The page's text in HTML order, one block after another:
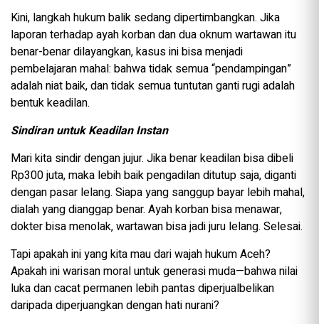
Kini, langkah hukum balik sedang dipertimbangkan. Jika
laporan terhadap ayah korban dan dua oknum wartawan itu
benar-benar dilayangkan, kasus ini bisa menjadi
pembelajaran mahal: bahwa tidak semua “pendampingan”
adalah niat baik, dan tidak semua tuntutan ganti rugi adalah
bentuk keadilan.
Sindiran untuk Keadilan Instan
Mari kita sindir dengan jujur. Jika benar keadilan bisa dibeli
Rp300 juta, maka lebih baik pengadilan ditutup saja, diganti
dengan pasar lelang. Siapa yang sanggup bayar lebih mahal,
dialah yang dianggap benar. Ayah korban bisa menawar,
dokter bisa menolak, wartawan bisa jadi juru lelang. Selesai.
Tapi apakah ini yang kita mau dari wajah hukum Aceh?
Apakah ini warisan moral untuk generasi muda—bahwa nilai
luka dan cacat permanen lebih pantas diperjualbelikan
daripada diperjuangkan dengan hati nurani?